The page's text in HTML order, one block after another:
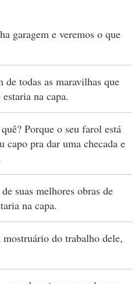
garagem e veremos o que
de todas as maravilhas que
na capa.
Porque o seu farol está
capo pra dar uma checada e
suas melhores obras de
na capa.
mostruário do trabalho dele,